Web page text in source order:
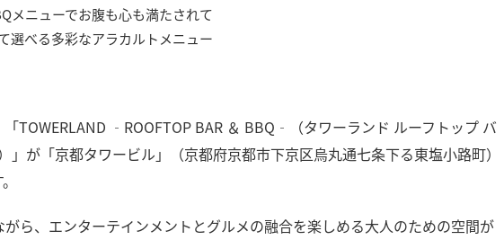
メニューでお腹も心も満たされて
選べる多彩なアラカルトメニュー
TOWERLAND ‐ROOFTOP BAR ＆ BBQ‐（タワーランド ルーフトップ バ
」が「京都タワービル」（京都府京都市下京区烏丸通七条下る東塩小路町）
ら、エンターテインメントとグルメの融合を楽しめる大人のための空間が